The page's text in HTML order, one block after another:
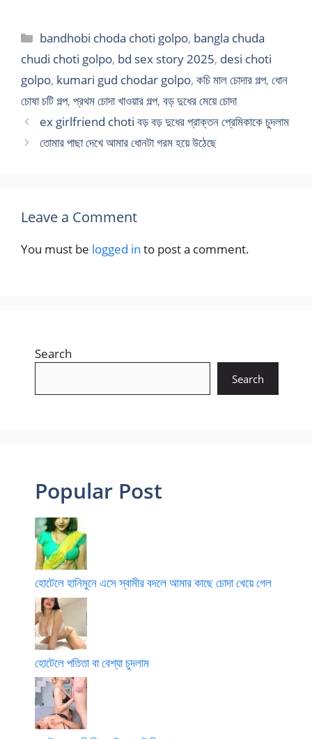
Categories
bandhobi choda choti golpo, bangla chuda
chudi choti golpo, bd sex story 2025, desi choti
golpo, kumari gud chodar golpo, কচি মাল চোদার গল্প, ধোন
চোষা চটি গল্প, প্রথম চোদা খাওয়ার গল্প, বড় দুধের মেয়ে চোদা
ex girlfriend choti বড় বড় দুধের প্রাক্তন প্রেমিকাকে চুদলাম
তোমার পাছা দেখে আমার ধোনটা গরম হয়ে উঠেছে
Leave a Comment
You must be logged in to post a comment.
Search
Search
Popular Post
হোটেলে হানিমুনে এসে স্বামীর বদলে আমার কাছে চোদা খেয়ে গেল
হোটেলে পতিতা বা বেশ্যা চুদলাম